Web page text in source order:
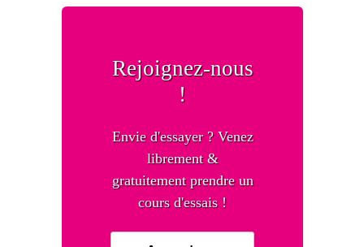
Rejoignez-nous
!
Envie d'essayer ? Venez
librement &
gratuitement prendre un
cours d'essais !